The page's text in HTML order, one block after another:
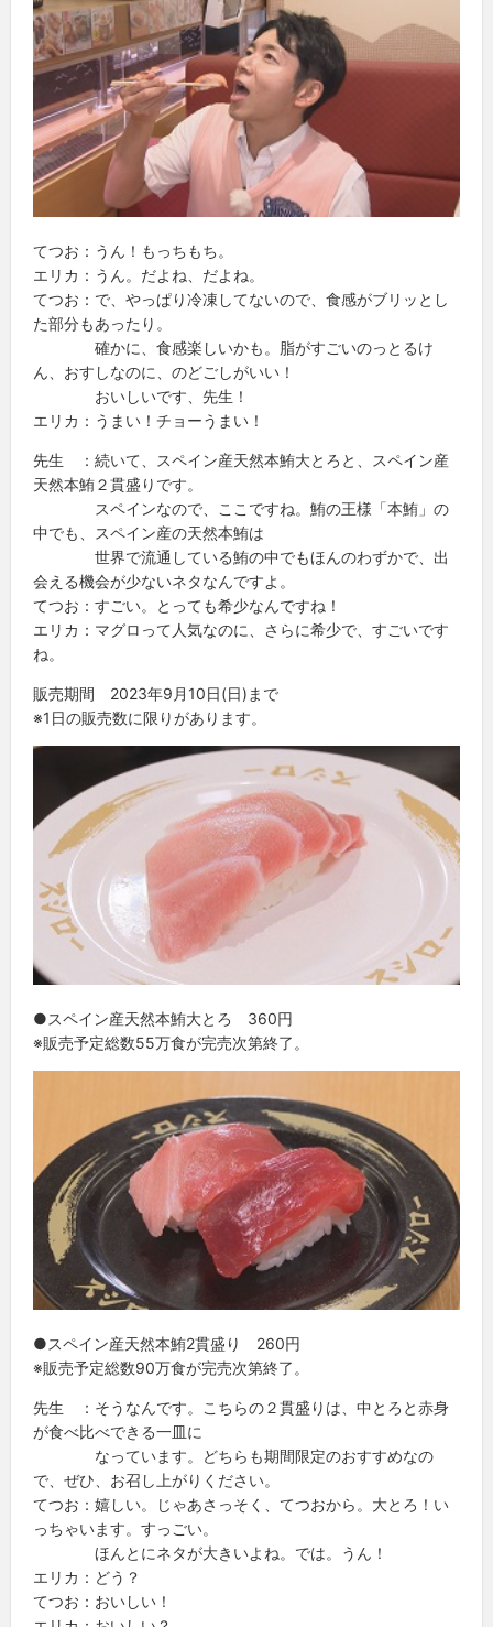
てつお：うん！もっちもち。
エリカ：うん。だよね、だよね。
てつお：で、やっぱり冷凍してないので、食感がブリッとし
た部分もあったり。
確かに、食感楽しいかも。脂がすごいのっとるけ
ん、おすしなのに、のどごしがいい！
おいしいです、先生！
エリカ：うまい！チョーうまい！
先生 ：続いて、スペイン産天然本鮪大とろと、スペイン産
天然本鮪２貫盛りです。
スペインなので、ここですね。鮪の王様「本鮪」の
中でも、スペイン産の天然本鮪は
世界で流通している鮪の中でもほんのわずかで、出
会える機会が少ないネタなんですよ。
てつお：すごい。とっても希少なんですね！
エリカ：マグロって人気なのに、さらに希少で、すごいです
ね。
販売期間 2023年9月10日(日)まで
※1日の販売数に限りがあります。
●スペイン産天然本鮪大とろ 360円
※販売予定総数55万食が完売次第終了。
●スペイン産天然本鮪2貫盛り 260円
※販売予定総数90万食が完売次第終了。
先生 ：そうなんです。こちらの２貫盛りは、中とろと赤身
が食べ比べできる一皿に
なっています。どちらも期間限定のおすすめなの
で、ぜひ、お召し上がりください。
てつお：嬉しい。じゃあさっそく、てつおから。大とろ！い
っちゃいます。すっごい。
ほんとにネタが大きいよね。では。うん！
エリカ：どう？
てつお：おいしい！